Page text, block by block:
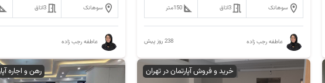
سوهانک 3اتاق 150متر
عاطفه رجب زاده 238 روز پیش
سوهانک 3اتاق
عاطفه رجب زاده
خرید و فروش آپارتمان در تهران رهن و اجاره